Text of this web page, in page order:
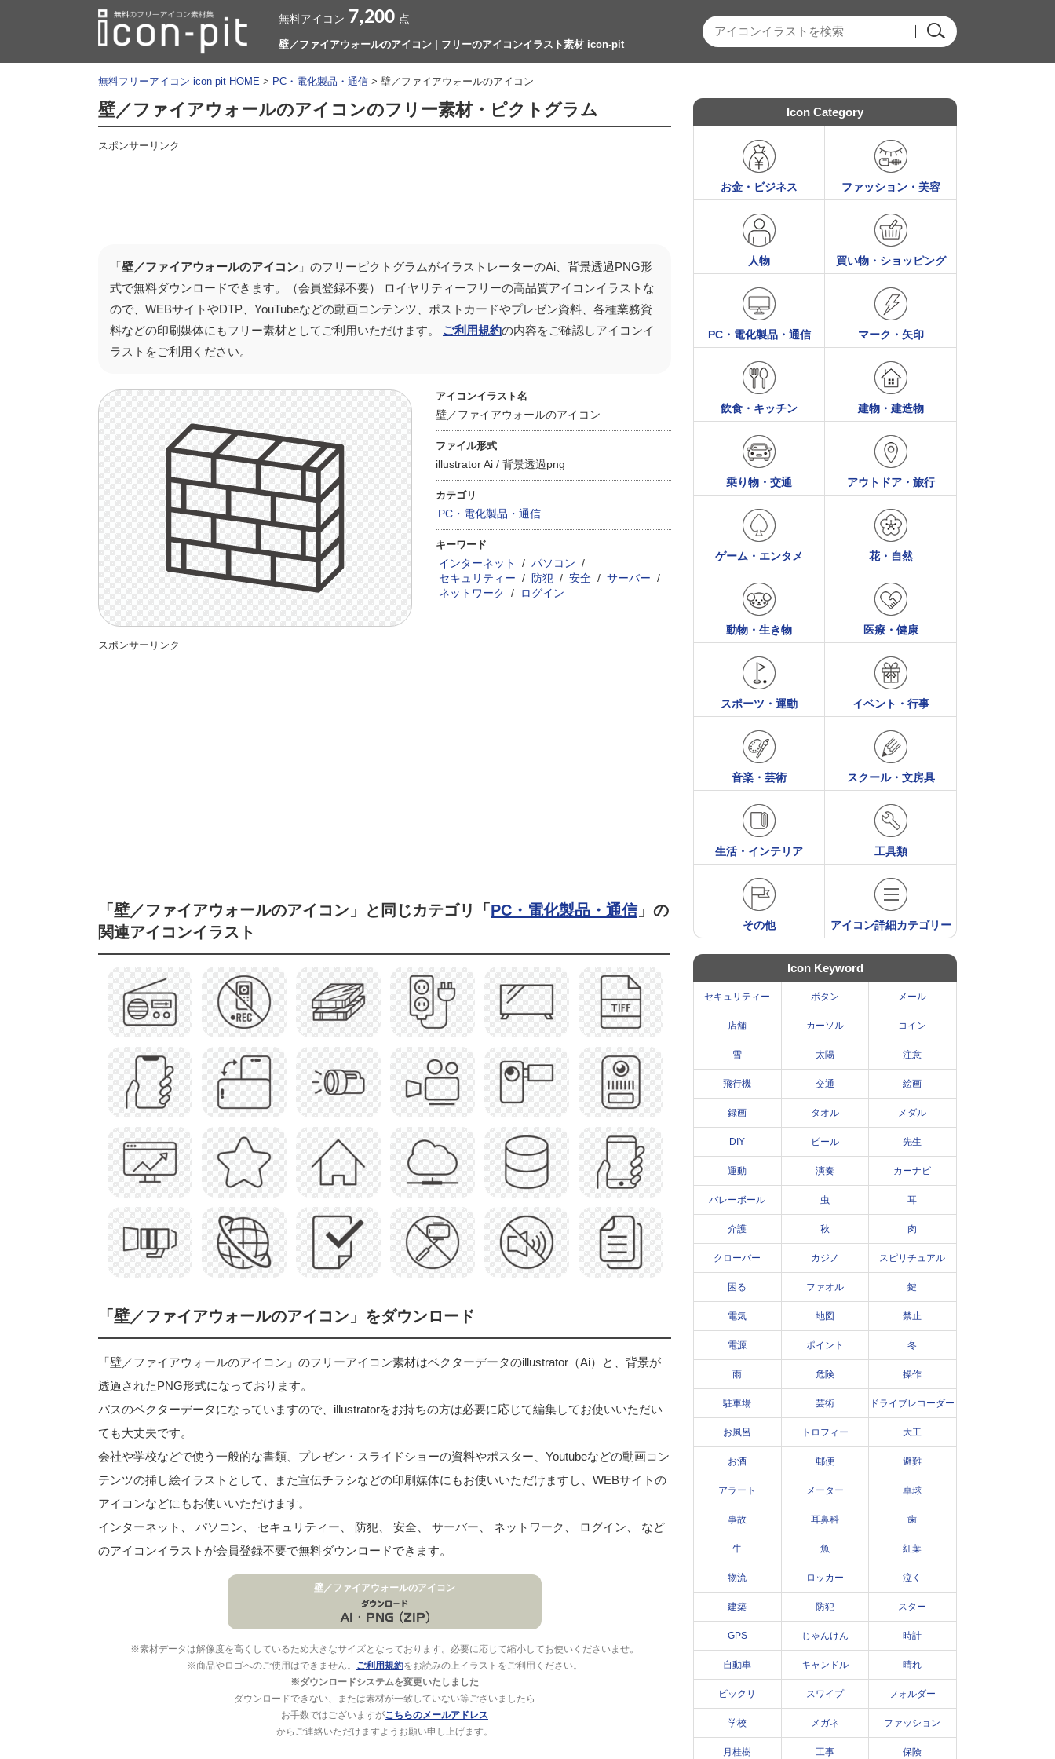
無料アイコン 7,200 点
壁／ファイアウォールのアイコン | フリーのアイコンイラスト素材 icon-pit
無料フリーアイコン icon-pit HOME > PC・電化製品・通信 > 壁／ファイアウォールのアイコン
壁／ファイアウォールのアイコンのフリー素材・ピクトグラム
スポンサーリンク
「壁／ファイアウォールのアイコン 」のフリーピクトグラムがイラストレーターのAi、背景透過PNG形
式で無料ダウンロードできます。（会員登録不要） ロイヤリティーフリーの高品質アイコンイラストな
ので、WEBサイトやDTP、YouTubeなどの動画コンテンツ、ポストカードやプレゼン資料、各種業務資
料などの印刷媒体にもフリー素材としてご利用いただけます。 ご利用規約の内容をご確認しアイコンイ
ラストをご利用ください。
アイコンイラスト名
壁／ファイアウォールのアイコン
ファイル形式
illustrator Ai / 背景透過png
カテゴリ
PC・電化製品・通信
キーワード
インターネット / パソコン /
セキュリティー / 防犯 / 安全 / サーバー /
ネットワーク
/ ログイン
スポンサーリンク
「壁／ファイアウォールのアイコン」と同じカテゴリ「 PC・電化製品・通信」の
関連アイコンイラスト
「壁／ファイアウォールのアイコン」をダウンロード
「壁／ファイアウォールのアイコン」のフリーアイコン素材はベクターデータのillustrator（Ai）と、背景が
透過されたPNG形式になっております。
パスのベクターデータになっていますので、illustratorをお持ちの方は必要に応じて編集してお使いいただい
ても大丈夫です。
会社や学校などで使う一般的な書類、プレゼン・スライドショーの資料やポスター、Youtubeなどの動画コン
テンツの挿し絵イラストとして、また宣伝チラシなどの印刷媒体にもお使いいただけますし、WEBサイトの
アイコンなどにもお使いいただけます。
インターネット、 パソコン、 セキュリティー、 防犯、 安全、 サーバー、 ネットワーク、 ログイン、 など
のアイコンイラストが会員登録不要で無料ダウンロードできます。
壁／ファイアウォールのアイコン
※素材データは解像度を高くしているため大きなサイズとなっております。必要に応じて縮小してお使いくださいませ。
※商品やロゴへのご使用はできません。 ご利用規約をお読みの上イラストをご利用ください。
※ダウンロードシステムを変更いたしました
ダウンロードできない、または素材が一致していない等ございましたら
お手数ではございますがこちらのメールアドレス
からご連絡いただけますようお願い申し上げます。
Icon Category
お金・ビジネス ファッション・美容
人物 買い物・ショッピング
PC・電化製品・通信 マーク・矢印
飲食・キッチン 建物・建造物
乗り物・交通 アウトドア・旅行
ゲーム・エンタメ 花・自然
動物・生き物 医療・健康
スポーツ・運動 イベント・行事
音楽・芸術 スクール・文房具
生活・インテリア 工具類
その他 アイコン詳細カテゴリー
Icon Keyword
セキュリティー ボタン メール
店舗 カーソル コイン
雪 太陽 注意
飛行機 交通 絵画
録画 タオル メダル
DIY ビール 先生
運動 演奏 カーナビ
バレーボール 虫 耳
介護 秋 肉
クローバー カジノ スピリチュアル
困る ファオル 鍵
電気 地図 禁止
電源 ポイント 冬
雨 危険 操作
駐車場 芸術 ドライブレコーダー
お風呂 トロフィー 大工
お酒 郵便 避難
アラート メーター 卓球
事故 耳鼻科 歯
牛 魚 紅葉
物流 ロッカー 泣く
建築 防犯 スター
GPS じゃんけん 時計
自動車 キャンドル 晴れ
ビックリ スワイプ フォルダー
学校 メガネ ファッション
月桂樹 工事 保険